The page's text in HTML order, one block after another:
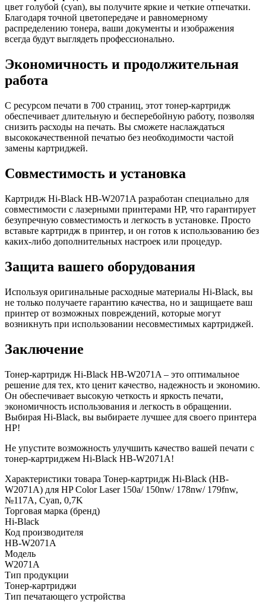
цвет голубой (cyan), вы получите яркие и четкие отпечатки.
Благодаря точной цветопередаче и равномерному
распределению тонера, ваши документы и изображения
всегда будут выглядеть профессионально.
Экономичность и продолжительная
работа
С ресурсом печати в 700 страниц, этот тонер-картридж
обеспечивает длительную и бесперебойную работу, позволяя
снизить расходы на печать. Вы сможете наслаждаться
высококачественной печатью без необходимости частой
замены картриджей.
Совместимость и установка
Картридж Hi-Black HB-W2071A разработан специально для
совместимости с лазерными принтерами HP, что гарантирует
безупречную совместимость и легкость в установке. Просто
вставьте картридж в принтер, и он готов к использованию без
каких-либо дополнительных настроек или процедур.
Защита вашего оборудования
Используя оригинальные расходные материалы Hi-Black, вы
не только получаете гарантию качества, но и защищаете ваш
принтер от возможных повреждений, которые могут
возникнуть при использовании несовместимых картриджей.
Заключение
Тонер-картридж Hi-Black HB-W2071A – это оптимальное
решение для тех, кто ценит качество, надежность и экономию.
Он обеспечивает высокую четкость и яркость печати,
экономичность использования и легкость в обращении.
Выбирая Hi-Black, вы выбираете лучшее для своего принтера
HP!
Не упустите возможность улучшить качество вашей печати с
тонер-картриджем Hi-Black HB-W2071A!
Характеристики товара Тонер-картридж Hi-Black (HB-
W2071A) для HP Color Laser 150a/ 150nw/ 178nw/ 179fnw,
№117A, Cyan, 0,7K
Торговая марка (бренд)
Hi-Black
Код производителя
HB-W2071A
Модель
W2071A
Тип продукции
Тонер-картриджи
Тип печатающего устройства